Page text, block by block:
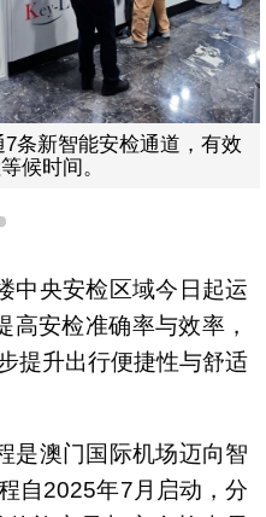
新智能安检通道包括全身
体影像分析技术，
2
中央安检区域今日起运
安检准确率与效率，
提升出行便捷性与舒适
是澳门国际机场迈向智
自2025年7月启动，分